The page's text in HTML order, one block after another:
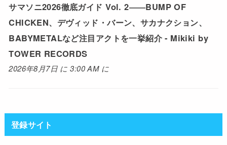
サマソニ2026徹底ガイド Vol. 2――BUMP OF
CHICKEN、デヴィッド・バーン、サカナクション、
BABYMETALなど注目アクトを一挙紹介 - Mikiki by
TOWER RECORDS
2026年8月7日 に 3:00 AM に
登録サイト